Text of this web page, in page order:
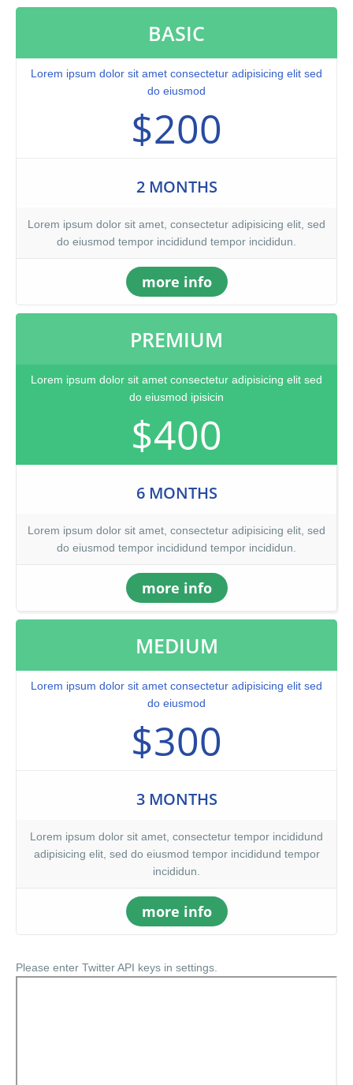
BASIC
Lorem ipsum dolor sit amet consectetur adipisicing elit sed
do eiusmod
$200
2 MONTHS
Lorem ipsum dolor sit amet, consectetur adipisicing elit, sed
do eiusmod tempor incididund tempor incididun.
more info
PREMIUM
Lorem ipsum dolor sit amet consectetur adipisicing elit sed
do eiusmod ipisicin
$400
6 MONTHS
Lorem ipsum dolor sit amet, consectetur adipisicing elit, sed
do eiusmod tempor incididund tempor incididun.
more info
MEDIUM
Lorem ipsum dolor sit amet consectetur adipisicing elit sed
do eiusmod
$300
3 MONTHS
Lorem ipsum dolor sit amet, consectetur tempor incididund
adipisicing elit, sed do eiusmod tempor incididund tempor
incididun.
more info
Please enter Twitter API keys in settings.